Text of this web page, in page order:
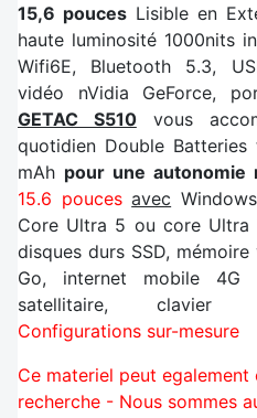
15,6 poucesLisible en
haute luminosité 1000nits
Wifi6E, Bluetooth 5.3,
vidéo nVidia GeForce,
GETAC S510vous
quotidien Double
mAh pour une autonomie
15.6 poucesavec
Core Ultra 5 ou core
disques durs SSD,
Go, internet mobile
satellitaire, clavier
Configurations sur-mesure
Ce materiel peut
recherche - Nous sommes